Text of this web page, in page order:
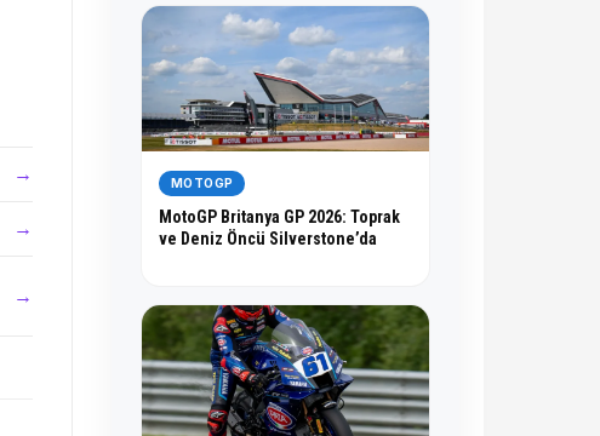
→
→
→
MOTOGP
MotoGP Britanya GP 2026: Toprak
ve Deniz Öncü Silverstone’da